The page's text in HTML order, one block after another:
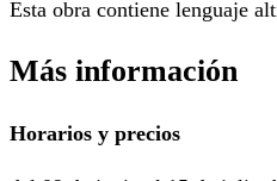
Esta obra contiene lenguaje
Más información
Horarios y precios